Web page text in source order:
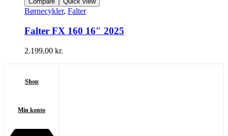
Børnecykler, Falter
Falter FX 160 16″ 2025
2.199,00 kr.
Shop
Min konto